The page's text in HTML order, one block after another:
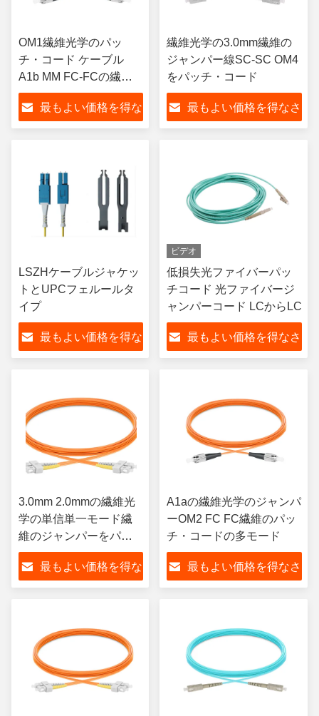
OM1繊維光学のパッ
チ・コード ケーブル
A1b MM FC-FCの繊維
光学のジャンパー
最もよい価格を得な
繊維光学の3.0mm繊維の
ジャンパー線SC-SC OM4
をパッチ・コード
最もよい価格を得なさ
LSZHケーブルジャケッ
トとUPCフェルールタ
イプ
最もよい価格を得な
ビデオ
低損失光ファイバーパッ
チコード 光ファイバージ
ャンパーコード LCからLC
最もよい価格を得なさ
3.0mm 2.0mmの繊維光
学の単信単一モード繊
維のジャンパーをパッ
チ・コード
最もよい価格を得な
A1aの繊維光学のジャンパ
ーOM2 FC FC繊維のパッ
チ・コードの多モード
最もよい価格を得なさ